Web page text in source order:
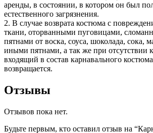
аренды, в состоянии, в котором он был
естественного загрязнения.
2. В случае возврата костюма с
ткани, оторванными пуговицами,
пятнами от воска, соуса, шоколада, сока,
иными пятнами, а так же при отсутствии
входящий в состав карнавального
возвращается.
Отзывы
Отзывов пока нет.
Будьте первым, кто оставил отзыв на